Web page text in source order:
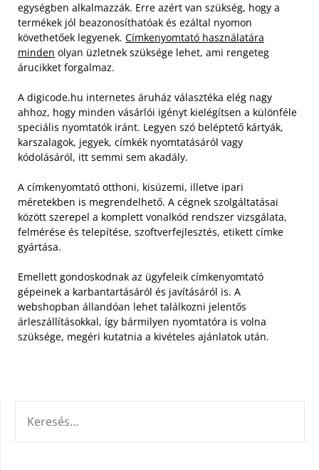
egységben alkalmazzák. Erre azért van szükség, hogy a
termékek jól beazonosíthatóak és ezáltal nyomon
követhetőek legyenek. Címkenyomtató használatára
minden olyan üzletnek szüksége lehet, ami rengeteg
árucikket forgalmaz.
A digicode.hu internetes áruház választéka elég nagy
ahhoz, hogy minden vásárlói igényt kielégítsen a különféle
speciális nyomtatók iránt. Legyen szó beléptető kártyák,
karszalagok, jegyek, címkék nyomtatásáról vagy
kódolásáról, itt semmi sem akadály.
A címkenyomtató otthoni, kisüzemi, illetve ipari
méretekben is megrendelhető. A cégnek szolgáltatásai
között szerepel a komplett vonalkód rendszer vizsgálata,
felmérése és telepítése, szoftverfejlesztés, etikett címke
gyártása.
Emellett gondoskodnak az ügyfeleik címkenyomtató
gépeinek a karbantartásáról és javításáról is. A
webshopban állandóan lehet találkozni jelentős
árleszállításokkal, így bármilyen nyomtatóra is volna
szüksége, megéri kutatnia a kivételes ajánlatok után.